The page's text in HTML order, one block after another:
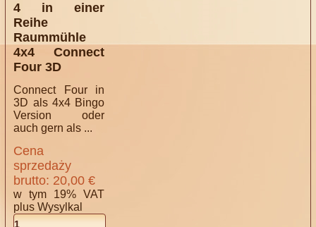
4 in einer
Reihe
Raummühle
4x4 Connect
Four 3D
Connect Four in
3D als 4x4 Bingo
Version oder
auch gern als ...
Cena
sprzedaży
brutto: 20,00 €
w tym 19% VAT
plusWysylkal